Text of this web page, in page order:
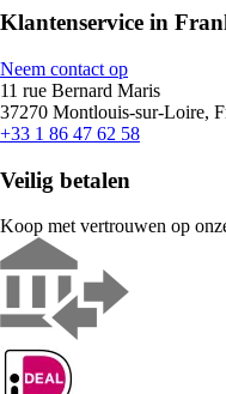
Klantenservice in
Neem contact op
11 rue Bernard Maris
37270 Montlouis-sur-Loire,
+33 1 86 47 62 58
Veilig betalen
Koop met vertrouwen op